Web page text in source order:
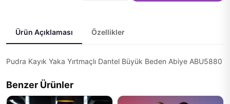
Ürün Açıklaması Özellikler
Pudra Kayık Yaka Yırtmaçlı Dantel Büyük Beden Abiye ABU5880
Benzer Ürünler